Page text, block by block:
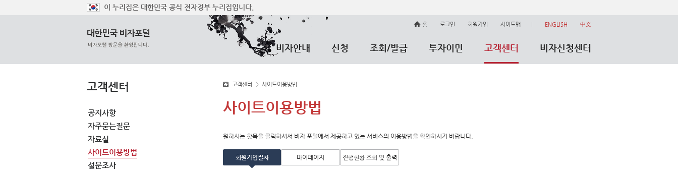
이 누리집은 대한민국 공식 전자정부 누리집입니다.
홈 로그인 회원가입 사이트맵 ENGLISH 中文
비자안내 신청 조회/발급 투자이민 고객센터 비자신청센터
고객센터
공지사항
자주묻는질문
자료실
사이트이용방법
설문조사
고객센터 > 사이트이용방법
사이트이용방법
원하시는 항목을 클릭하셔서 비자 포털에서 제공하고 있는 서비스의 이용방법을 확인하시기 바랍니다.
회원가입절차 마이페이지 진행현황 조회 및 출력